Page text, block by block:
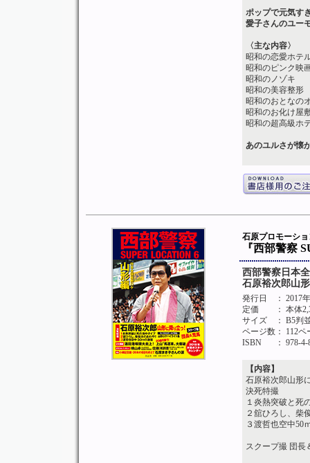
ポップで元気す
愛子さんのユー
〈主な内容〉
昭和の恋愛ホテ
昭和のピンク映
昭和のノゾキ
昭和の美容整形
昭和のおとなの
昭和のお化け屋
昭和の超高級ホ
あのユルさが懐
石原プロモーシ
『西部警察
西部警察日本
石原裕次郎山
発行日
： 2017
定価
： 本体
サイズ
： B5判
ページ数： 112ペ
ISBN
： 978-
【内容】
石原裕次郎山形
決死特撮
１炎熱突破と死
２舘ひろし、柴
３渡哲也空中50
スクープ撮 団長